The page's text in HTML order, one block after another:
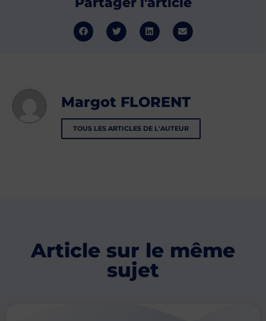
Margot FLORENT
TOUS LES ARTICLES DE L'AUTEUR
Article sur le même
sujet